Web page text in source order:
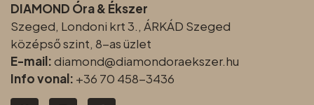
DIAMOND Óra & Ékszer
Szeged, Londoni krt 3., ÁRKÁD Szeged
középső szint, 8-as üzlet
E-mail:diamond@diamondoraekszer.hu
Info vonal: +36 70 458-3436